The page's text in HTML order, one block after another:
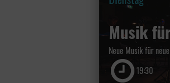
Musik
Neue Musik für
19:30